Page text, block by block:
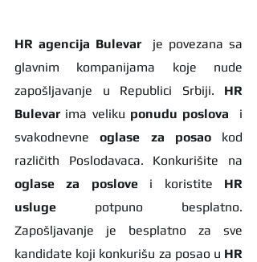
HR agencija Bulevar
  je povezana sa
glavnim kompanijama koje nude
zapošljavanje u Republici Srbiji. HR
Bulevar ima veliku ponudu poslova
  i
svakodnevne oglase za posao kod
oglase za poslove i koristite HR
usluge potpuno besplatno.
Zapošljavanje je besplatno za sve
kandidate koji konkurišu za posao u HR